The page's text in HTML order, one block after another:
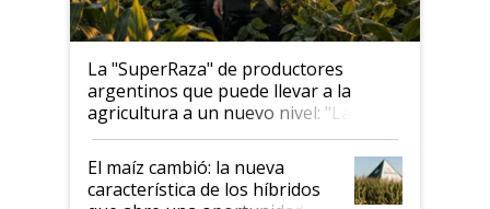
La "SuperRaza" de productores
argentinos que puede llevar a la
agricultura a un nuevo nivel: "Las
posibilidades de crecimiento son
infinitas"
El maíz cambió: la nueva
característica de los híbridos